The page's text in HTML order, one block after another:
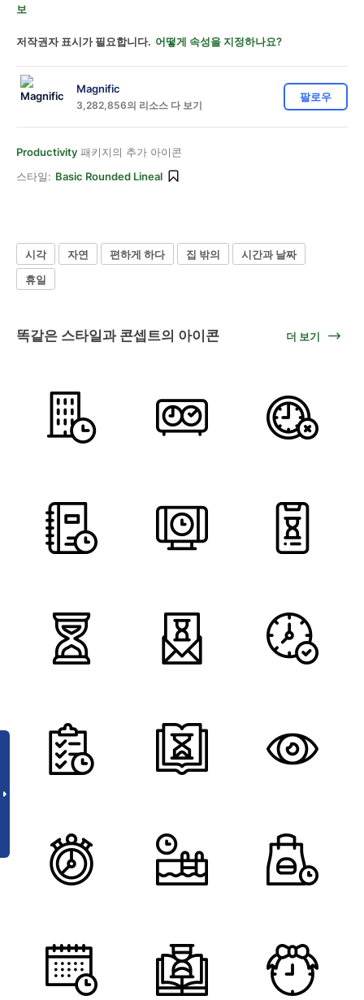
보
저작권자 표시가 필요합니다. 어떻게 속성을 지정하나요?
Magnific
3,282,856의 리소스 다 보기
팔로우
Productivity 패키지의 추가 아이콘
스타일: Basic Rounded Lineal
시각 자연 편하게 하다 집 밖의
시간과 날짜
휴일
똑같은 스타일과 콘셉트의 아이콘 더 보기